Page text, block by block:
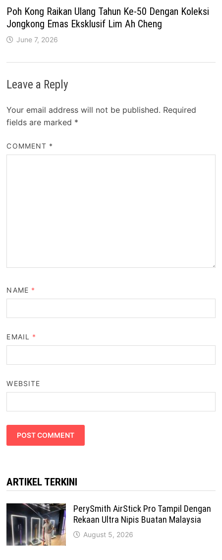
Poh Kong Raikan Ulang Tahun Ke-50 Dengan Koleksi
Jongkong Emas Eksklusif Lim Ah Cheng
June 7, 2026
Leave a Reply
Your email address will not be published. Required
fields are marked *
COMMENT *
NAME *
EMAIL *
WEBSITE
ARTIKEL TERKINI
PerySmith AirStick Pro Tampil Dengan
Rekaan Ultra Nipis Buatan Malaysia
August 5, 2026